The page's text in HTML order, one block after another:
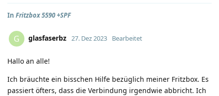
In Fritzbox 5590 +SPF
G glasfaserbz 27. Dez 2023 Bearbeitet
Hallo an alle!
Ich bräuchte ein bisschen Hilfe bezüglich meiner Fritzbox. Es
passiert öfters, dass die Verbindung irgendwie abbricht. Ich